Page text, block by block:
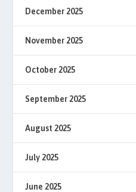
December 2025
November 2025
October 2025
September 2025
August 2025
July 2025
June 2025